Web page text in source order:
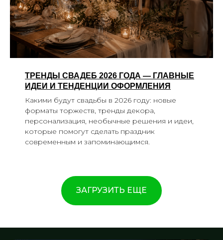
ТРЕНДЫ СВАДЕБ 2026 ГОДА — ГЛАВНЫЕ
ИДЕИ И ТЕНДЕНЦИИ ОФОРМЛЕНИЯ
Какими будут свадьбы в 2026 году: новые
форматы торжеств, тренды декора,
персонализация, необычные решения и идеи,
которые помогут сделать праздник
современным и запоминающимся.
ЗАГРУЗИТЬ ЕЩЕ